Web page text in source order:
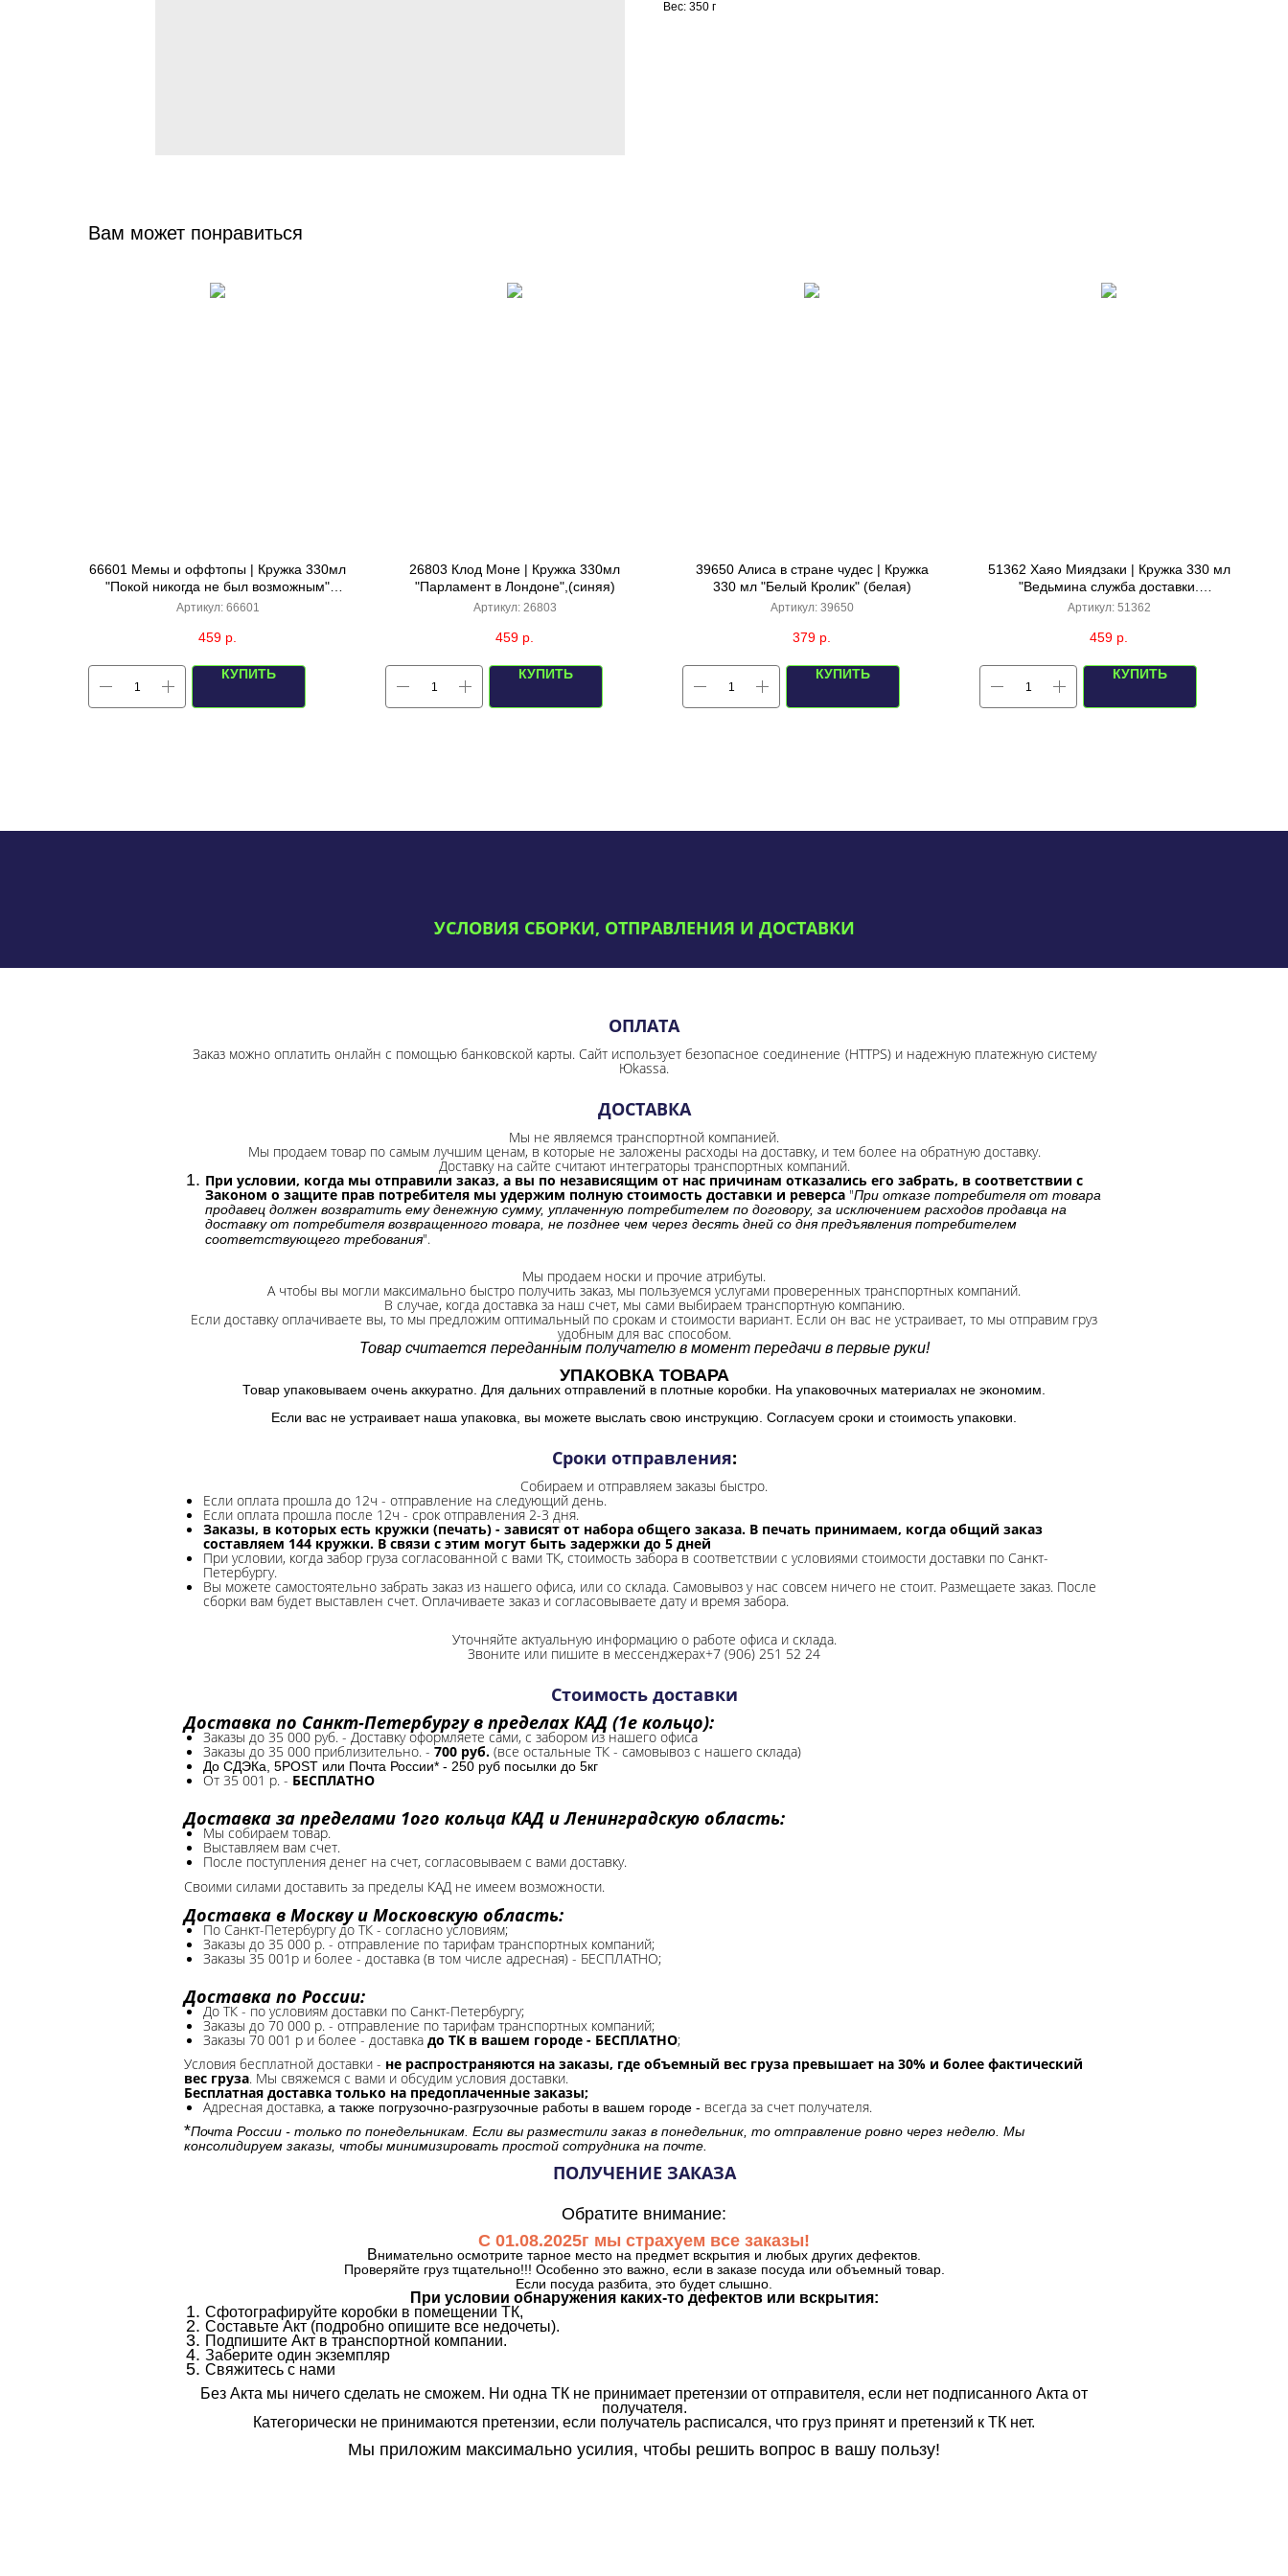
Вес: 350 г
Вам может понравиться
66601 Мемы и оффтопы | Кружка 330мл
"Покой никогда не был возможным"
(мятная)
Артикул: 66601
459 р.
КУПИТЬ
26803 Клод Моне | Кружка 330мл
"Парламент в Лондоне",(синяя)
Артикул: 26803
459 р.
КУПИТЬ
39650 Алиса в стране чудес | Кружка
330 мл "Белый Кролик" (белая)
Артикул: 39650
379 р.
КУПИТЬ
51362 Хаяо Миядзаки | Кружка 330 мл
"Ведьмина служба доставки.
Восхищенный Цзицзи" (зеленая)
Артикул: 51362
459 р.
КУПИТЬ
УСЛОВИЯ СБОРКИ, ОТПРАВЛЕНИЯ И ДОСТАВКИ
ОПЛАТА
Заказ можно оплатить онлайн с помощью банковской карты. Сайт использует безопасное соединение (HTTPS) и надежную платежную систему
Юkassa.
ДОСТАВКА
Мы не являемся транспортной компанией.
Мы продаем товар по самым лучшим ценам, в которые не заложены расходы на доставку, и тем более на обратную доставку.
Доставку на сайте считают интеграторы транспортных компаний.
При условии, когда мы отправили заказ, а вы по независящим от нас причинам отказались его забрать, в соответствии с
Законом о защите прав потребителя мы удержим полную стоимость доставки и реверса "При отказе потребителя от товара
продавец должен возвратить ему денежную сумму, уплаченную потребителем по договору, за исключением расходов продавца на
доставку от потребителя возвращенного товара, не позднее чем через десять дней со дня предъявления потребителем
соответствующего требования".
Мы продаем носки и прочие атрибуты.
А чтобы вы могли максимально быстро получить заказ, мы пользуемся услугами проверенных транспортных компаний.
В случае, когда доставка за наш счет, мы сами выбираем транспортную компанию.
Если доставку оплачиваете вы, то мы предложим оптимальный по срокам и стоимости вариант. Если он вас не устраивает, то мы отправим груз
удобным для вас способом.
Товар считается переданным получателю в момент передачи в первые руки!
УПАКОВКА ТОВАРА
Товар упаковываем очень аккуратно. Для дальних отправлений в плотные коробки. На упаковочных материалах не экономим.
Если вас не устраивает наша упаковка, вы можете выслать свою инструкцию. Согласуем сроки и стоимость упаковки.
Сроки отправления:
Собираем и отправляем заказы быстро.
Если оплата прошла до 12ч - отправление на следующий день.
Если оплата прошла после 12ч - срок отправления 2-3 дня.
Заказы, в которых есть кружки (печать) - зависят от набора общего заказа. В печать принимаем, когда общий заказ
составляем 144 кружки. В связи с этим могут быть задержки до 5 дней
При условии, когда забор груза согласованной с вами ТК, стоимость забора в соответствии с условиями стоимости доставки по Санкт-
Петербургу.
Вы можете самостоятельно забрать заказ из нашего офиса, или со склада. Самовывоз у нас совсем ничего не стоит. Размещаете заказ. После
сборки вам будет выставлен счет. Оплачиваете заказ и согласовываете дату и время забора.
Уточняйте актуальную информацию о работе офиса и склада.
Звоните или пишите в мессенджерах+7 (906) 251 52 24
Стоимость доставки
Доставка по Санкт-Петербургу в пределах КАД (1е кольцо):
Заказы до 35 000 руб. - Доставку оформляете сами, с забором из нашего офиса
Заказы до 35 000 приблизительно. - 700 руб. (все остальные ТК - самовывоз с нашего склада)
До СДЭКа, 5POST или Почта России* - 250 руб посылки до 5кг
От 35 001 р. - БЕСПЛАТНО
Доставка за пределами 1ого кольца КАД и Ленинградскую область:
Мы собираем товар.
Выставляем вам счет.
После поступления денег на счет, согласовываем с вами доставку.
Своими силами доставить за пределы КАД не имеем возможности.​
Доставка в Москву и Московскую область:
По Санкт-Петербургу до ТК - согласно условиям;
Заказы до 35 000 р. - отправление по тарифам транспортных компаний;
Заказы 35 001р и более - доставка (в том числе адресная) - БЕСПЛАТНО;
Доставка по России:
До ТК - по условиям доставки по Санкт-Петербургу;
Заказы до 70 000 р. - отправление по тарифам транспортных компаний;
Заказы 70 001 р и более - доставка до ТК в вашем городе - БЕСПЛАТНО;
Условия бесплатной доставки - не распространяются на заказы, где объемный вес груза превышает на 30% и более фактический
вес груза. Мы свяжемся с вами и обсудим условия доставки.
Бесплатная доставка только на предоплаченные заказы;
Адресная доставка, а также погрузочно-разгрузочные работы в вашем городе - всегда за счет получателя.
*Почта России - только по понедельникам. Если вы разместили заказ в понедельник, то отправление ровно через неделю. Мы
консолидируем заказы, чтобы минимизировать простой сотрудника на почте.
ПОЛУЧЕНИЕ ЗАКАЗА
Обратите внимание:
С 01.08.2025г мы страхуем все заказы!
Внимательно осмотрите тарное место на предмет вскрытия и любых других дефектов.
Проверяйте груз тщательно!!! Особенно это важно, если в заказе посуда или объемный товар.
Если посуда разбита, это будет слышно.
При условии обнаружения каких-то дефектов или вскрытия:
Сфотографируйте коробки в помещении ТК,
Составьте Акт (подробно опишите все недочеты).
Подпишите Акт в транспортной компании.
Заберите один экземпляр
Свяжитесь с нами
Без Акта мы ничего сделать не сможем. Ни одна ТК не принимает претензии от отправителя, если нет подписанного Акта от
получателя.
Категорически не принимаются претензии, если получатель расписался, что груз принят и претензий к ТК нет.
Мы приложим максимально усилия, чтобы решить вопрос в вашу пользу!